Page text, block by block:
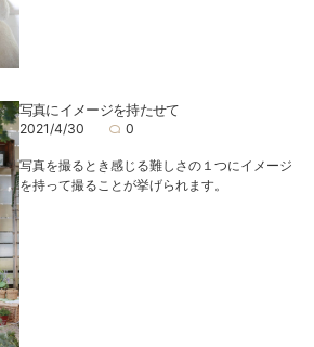
写真にイメージを持たせて
2021/4/30 0
写真を撮るとき感じる難しさの１つにイメージ
を持って撮ることが挙げられます。